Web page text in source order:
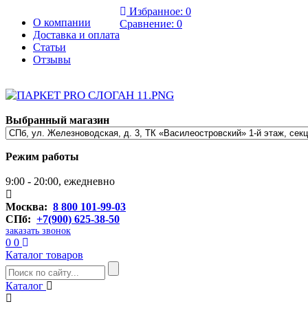
О компании
Доставка и оплата
Статьи
Отзывы
Избранное: 0
Сравнение: 0
Выбранный магазин
Режим работы
9:00 - 20:00, ежедневно
Москва: 8 800 101-99-03
СПб: +7(900) 625-38-50
заказать звонок
0 0
Каталог товаров
Каталог